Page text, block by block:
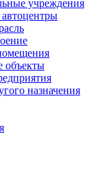
учреждения
объекты
назначения